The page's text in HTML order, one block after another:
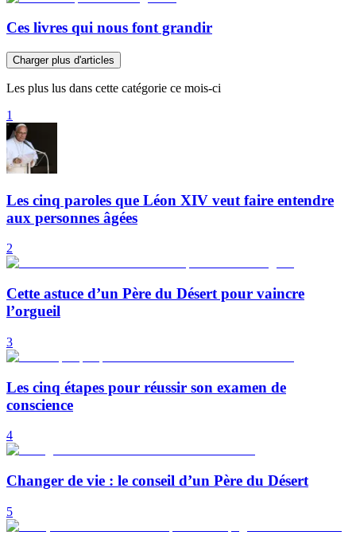
Ces livres qui nous font grandir
Charger plus d'articles
Les plus lus dans cette catégorie ce mois-ci
1
Les cinq paroles que Léon XIV veut faire entendre
aux personnes âgées
2
Cette astuce d’un Père du Désert pour vaincre
l’orgueil
3
Les cinq étapes pour réussir son examen de
conscience
4
Changer de vie : le conseil d’un Père du Désert
5